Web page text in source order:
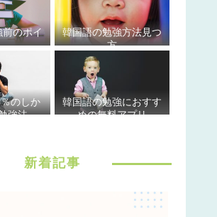
前のポイ
韓国語の勉強方法見つ
方
のしか
強法
韓国語の勉強におすす
めの無料アプリ
新着記事